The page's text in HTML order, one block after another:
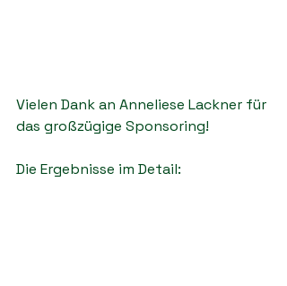
Vielen Dank an Anneliese Lackner für
das großzügige Sponsoring!
Die Ergebnisse im Detail: